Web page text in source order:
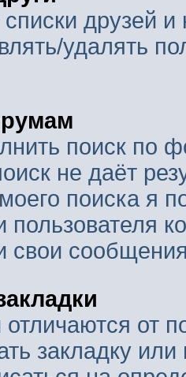
друзей и
удалять
поиск по
не даёт
поиска я
пользователя
свои
от
закладку